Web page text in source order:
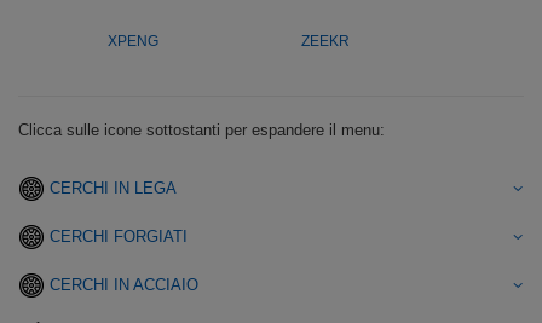
XPENG ZEEKR
Clicca sulle icone sottostanti per espandere il menu:
CERCHI IN LEGA
CERCHI FORGIATI
CERCHI IN ACCIAIO